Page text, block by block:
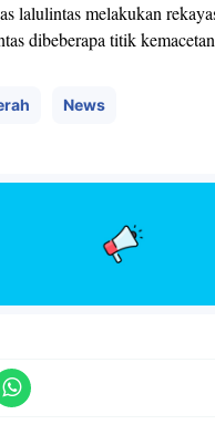
lalulintas melakukan
dibeberapa titik
News